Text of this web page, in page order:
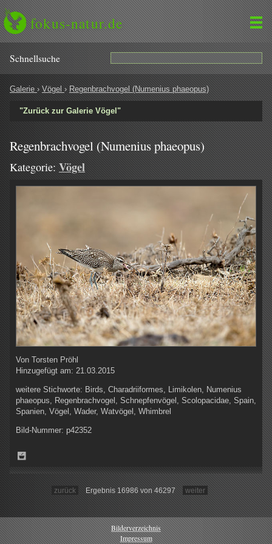
fokus-natur.de
Schnell­suche
Galerie › Vögel › Regenbrachvogel (Numenius phaeopus)
"Zurück zur Galerie Vögel"
Regenbrachvogel (Numenius phaeopus)
Kategorie: Vögel
Von Torsten Pröhl
Hinzugefügt am: 21.03.2015
weitere Stichworte: Birds, Charadriiformes, Limikolen, Numenius
phaeopus, Regenbrachvogel, Schnepfenvögel, Scolopacidae, Spain,
Spanien, Vögel, Wader, Watvögel, Whimbrel
Bild-Nummer: p42352
zurück Ergebnis 16986 von 46297 weiter
Bilderverzeichnis
Impressum